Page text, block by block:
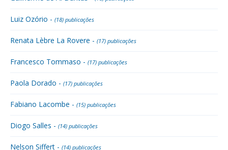
Luiz Ozório - (18) publicações
Renata Lèbre La Rovere - (17) publicações
Francesco Tommaso - (17) publicações
Paola Dorado - (17) publicações
Fabiano Lacombe - (15) publicações
Diogo Salles - (14) publicações
Nelson Siffert - (14) publicações